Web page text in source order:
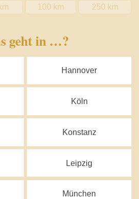
100 km 250 km
geht in …?
Hannover
Köln
Konstanz
Leipzig
München